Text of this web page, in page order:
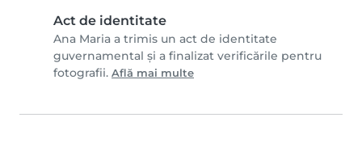
Act de identitate
Ana Maria a trimis un act de identitate
guvernamental și a finalizat verificările pentru
fotografii. Află mai multe